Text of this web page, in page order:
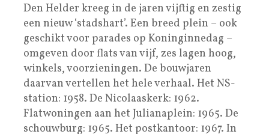
Den Helder kreeg in de jaren vijftig en zestig
een nieuw ‘stadshart’. Een breed plein – ook
geschikt voor parades op Koninginnedag –
omgeven door flats van vijf, zes lagen hoog,
winkels, voorzieningen. De bouwjaren
daarvan vertellen het hele verhaal. Het NS-
station: 1958. De Nicolaaskerk: 1962.
Flatwoningen aan het Julianaplein: 1965. De
schouwburg: 1965. Het postkantoor: 1967. In